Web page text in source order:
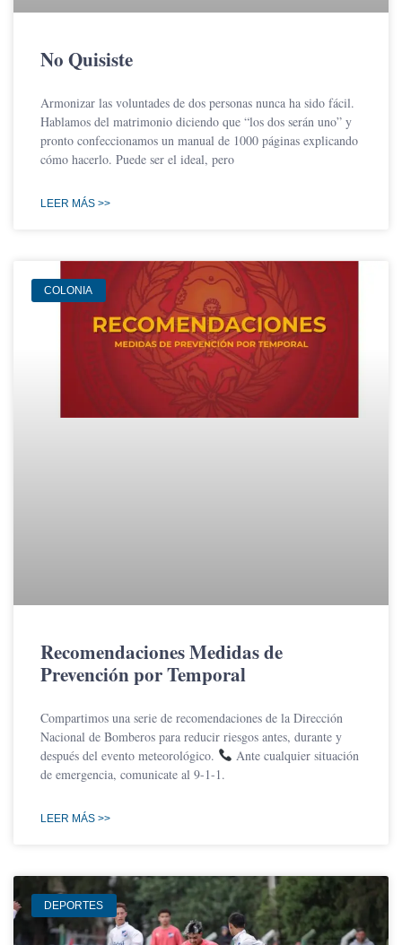
No Quisiste
Armonizar las voluntades de dos personas nunca ha sido fácil.
Hablamos del matrimonio diciendo que “los dos serán uno” y
pronto confeccionamos un manual de 1000 páginas explicando
cómo hacerlo. Puede ser el ideal, pero
LEER MÁS >>
COLONIA
Recomendaciones Medidas de
Prevención por Temporal
Compartimos una serie de recomendaciones de la Dirección
Nacional de Bomberos para reducir riesgos antes, durante y
después del evento meteorológico.
Ante cualquier situación
de emergencia, comunicate al 9-1-1.
LEER MÁS >>
DEPORTES